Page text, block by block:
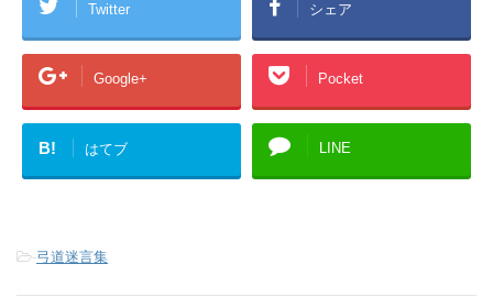
Twitter シェア
Google+ Pocket
B! はてブ LINE
-弓道迷言集